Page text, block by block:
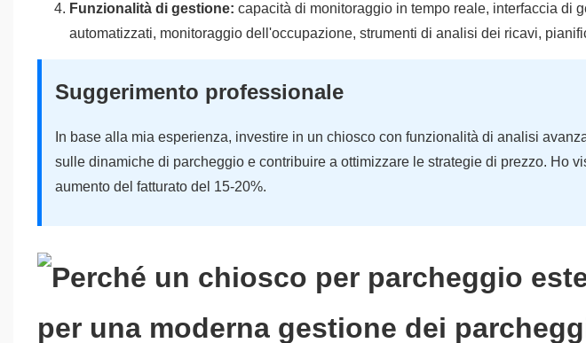
Funzionalità di gestione: capacità di monitoraggio in tempo reale, interfaccia di
automatizzati, monitoraggio dell'occupazione, strumenti di analisi dei ricavi,
Suggerimento professionale
In base alla mia esperienza, investire in un chiosco con funzionalità di analisi
sulle dinamiche di parcheggio e contribuire a ottimizzare le strategie di prezzo. Ho
aumento del fatturato del 15-20%.